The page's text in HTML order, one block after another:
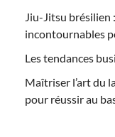
Jiu-Jitsu brésilien
incontournables
Les tendances
Maîtriser l’art du
pour réussir au